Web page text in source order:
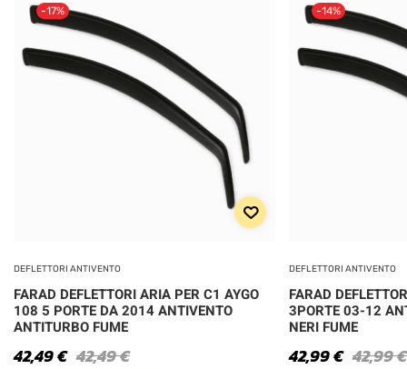
-17%
DEFLETTORI ANTIVENTO
FARAD DEFLETTORI ARIA PER C1 AYGO
108 5 PORTE DA 2014 ANTIVENTO
ANTITURBO FUME
42,49€
42,49€
-14%
DEFLETTORI ANTIVENTO
FARAD
3PORTE 03-12
NERI FUME
42,99€
42,99€